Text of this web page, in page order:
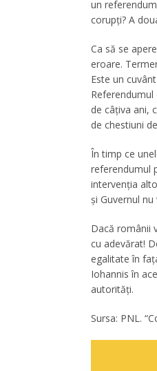
un
corupți? A
Ca să se
eroare.
Este un
de câțiva ani,
de chestiuni
În timp ce
referendumul
intervenția
și Guvernul
Dacă românii
cu adevărat!
egalitate în
Iohannis în
autorități.
Sursa: PNL.